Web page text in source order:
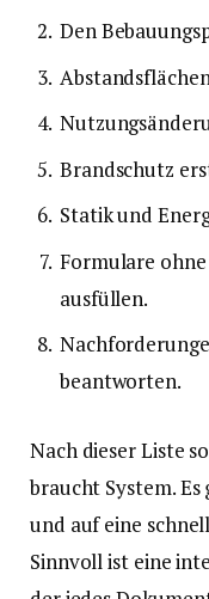
Den
Brandschutz
Statik und
Formulare
ausfüllen.
beantworten.
Nach dieser Liste
braucht System.
und auf eine
Sinnvoll ist eine